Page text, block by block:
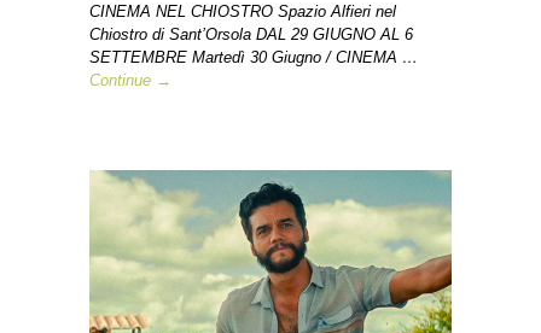
CINEMA NEL CHIOSTRO Spazio Alfieri nel
Chiostro di Sant’Orsola DAL 29 GIUGNO AL 6
SETTEMBRE Martedì 30 Giugno / CINEMA …
Continue →